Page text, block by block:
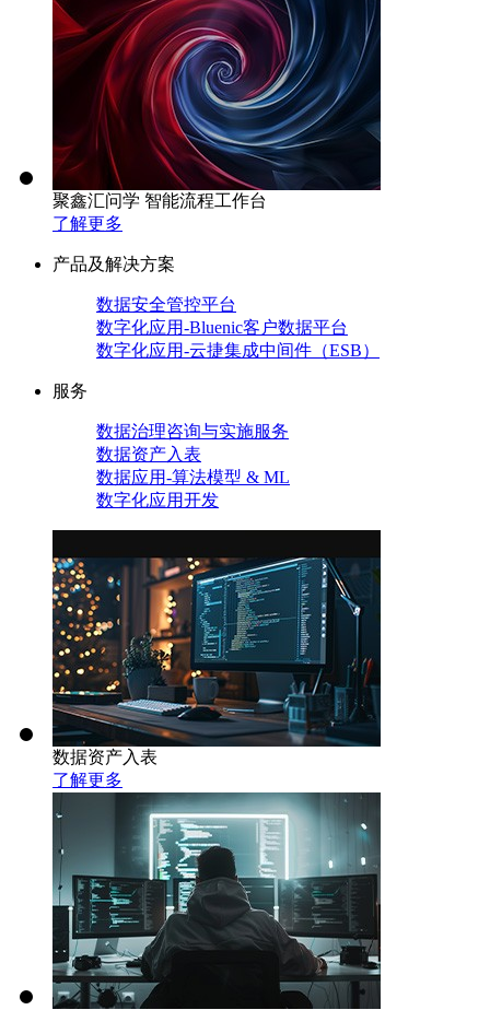
聚鑫汇问学 智能流程工作台
了解更多
产品及解决方案
数据安全管控平台
数字化应用-Bluenic客户数据平台
数字化应用-云捷集成中间件（ESB）
服务
数据治理咨询与实施服务
数据资产入表
数据应用-算法模型 & ML
数字化应用开发
数据资产入表
了解更多